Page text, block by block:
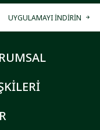
UYGULAMAYI İNDİRİN